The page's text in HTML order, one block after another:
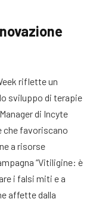
riflette un
sviluppo di terapie
di Incyte
che favoriscano
a risorse
“Vitiligine: è
i falsi miti e a
affette dalla